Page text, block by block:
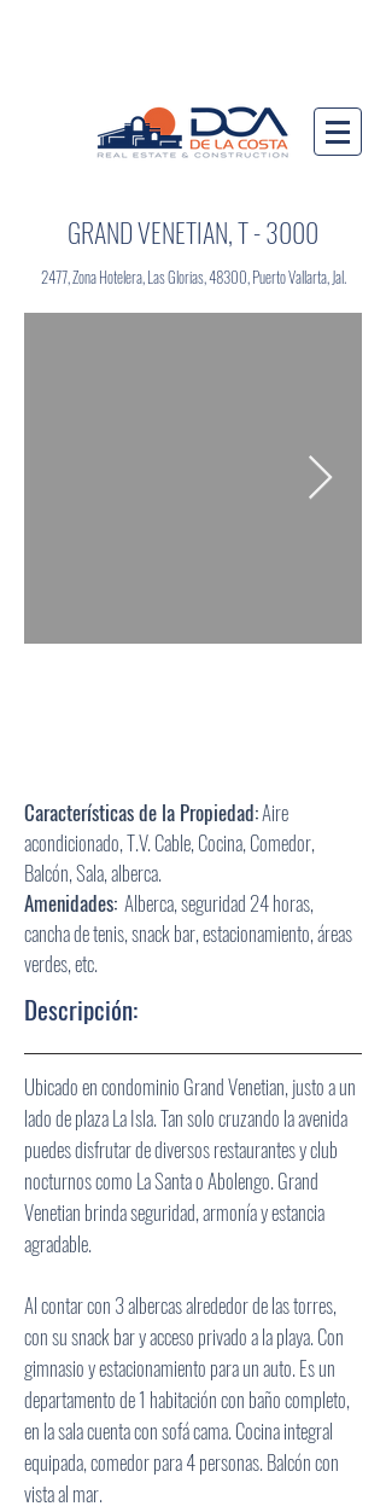
GRAND VENETIAN, T - 3000
2477, Zona Hotelera, Las Glorias, 48300, Puerto Vallarta, Jal.
Característicasde la Propiedad:Aire
acondicionado, T.V. Cable, Cocina, Comedor,
Balcón, Sala, alberca.
Amenidades: Alberca, seguridad 24 horas,
cancha de tenis, snack bar, estacionamiento, áreas
verdes, etc.
Descripción:
Ubicado en condominio Grand Venetian, justo a un
lado de plaza La Isla. Tan solo cruzando la avenida
puedes disfrutar de diversos restaurantes y club
nocturnos como La Santa o Abolengo. Grand
Venetian brinda seguridad, armonía y estancia
agradable.
Al contar con 3 albercas alrededor de las torres,
con su snack bar y acceso privado a la playa. Con
gimnasio y estacionamiento para un auto. Es un
departamento de 1 habitación con baño completo,
en la sala cuenta con sofá cama. Cocina integral
equipada, comedor para 4 personas. Balcón con
vista al mar.